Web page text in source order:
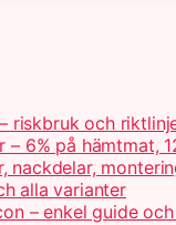
riskbruk och
6% på hämtmat,
nackdelar,
alla varianter
– enkel guide